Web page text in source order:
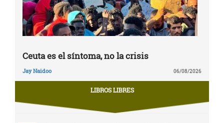
Ceuta es el síntoma, no la crisis
Jay Naidoo 06/08/2026
LIBROS LIBRES